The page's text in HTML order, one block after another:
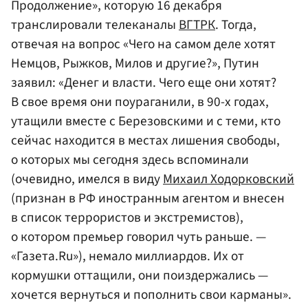
Продолжение», которую 16 декабря
транслировали телеканалы ВГТРК. Тогда,
отвечая на вопрос «Чего на самом деле хотят
Немцов, Рыжков, Милов и другие?», Путин
заявил: «Денег и власти. Чего еще они хотят?
В свое время они поураганили, в 90-х годах,
утащили вместе с Березовскими и с теми, кто
сейчас находится в местах лишения свободы,
о которых мы сегодня здесь вспоминали
(очевидно, имелся в видуМихаил Ходорковский
(признан в РФ иностранным агентом и внесен
в список террористов и экстремистов),
о котором премьер говорил чуть раньше. —
«Газета.Ru»), немало миллиардов. Их от
кормушки оттащили, они поиздержались —
хочется вернуться и пополнить свои карманы».